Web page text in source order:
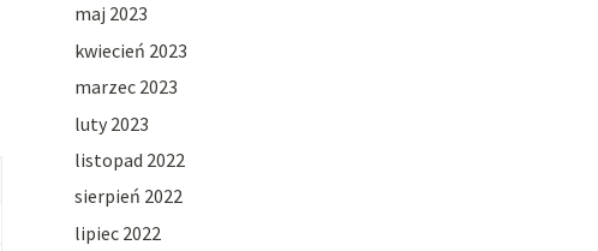
maj 2023
kwiecień 2023
marzec 2023
luty 2023
listopad 2022
sierpień 2022
lipiec 2022